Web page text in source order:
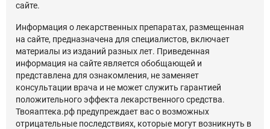
сайте.
Информация о лекарственных препаратах, размещенная
на сайте, предназначена для специалистов, включает
материалы из изданий разных лет. Приведенная
информация на сайте является обобщающей и
представлена для ознакомления, не заменяет
консультации врача и не может служить гарантией
положительного эффекта лекарственного средства.
Твояаптека.рф предупреждает вас о возможных
отрицательные последствиях, которые могут возникнуть в